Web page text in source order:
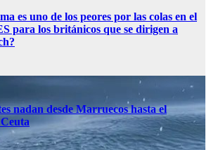
es uno de los peores por las colas en el
para los británicos que se dirigen a
nadan desde Marruecos hasta el